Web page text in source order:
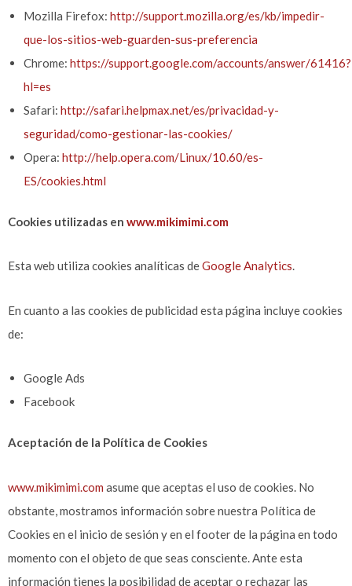
Mozilla Firefox: http://support.mozilla.org/es/kb/impedir-
que-los-sitios-web-guarden-sus-preferencia
Chrome: https://support.google.com/accounts/answer/61416?
hl=es
Safari: http://safari.helpmax.net/es/privacidad-y-
seguridad/como-gestionar-las-cookies/
Opera: http://help.opera.com/Linux/10.60/es-
ES/cookies.html
Cookies utilizadas en www.mikimimi.com
Esta web utiliza cookies analíticas deGoogle Analytics.
En cuanto a las cookies de publicidad esta página incluye cookies
de:
Google Ads
Facebook
Aceptación de la Política de Cookies
www.mikimimi.com asume que aceptas el uso de cookies. No
obstante, mostramos información sobre nuestra Política de
Cookies en el inicio de sesión y en el footer de la página en todo
momento con el objeto de que seas consciente. Ante esta
información tienes la posibilidad de aceptar o rechazar las